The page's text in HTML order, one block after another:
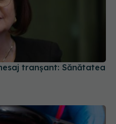
tranșant: Sănătatea